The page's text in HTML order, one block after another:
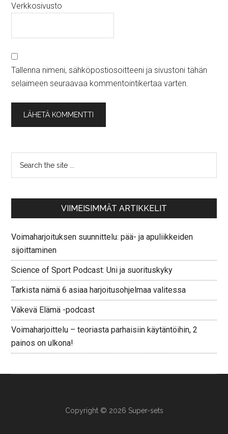
Verkkosivusto
Tallenna nimeni, sähköpostiosoitteeni ja sivustoni tähän
selaimeen seuraavaa kommentointikertaa varten.
VIIMEISIMMÄT ARTIKKELIT
Voimaharjoituksen suunnittelu: pää- ja apuliikkeiden
sijoittaminen
Science of Sport Podcast: Uni ja suorituskyky
Tarkista nämä 6 asiaa harjoitusohjelmaa valitessa
Väkevä Elämä -podcast
Voimaharjoittelu – teoriasta parhaisiin käytäntöihin, 2
painos on ulkona!
Copyright © 2026 Super-sets